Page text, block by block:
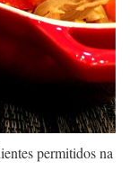
permitidos na